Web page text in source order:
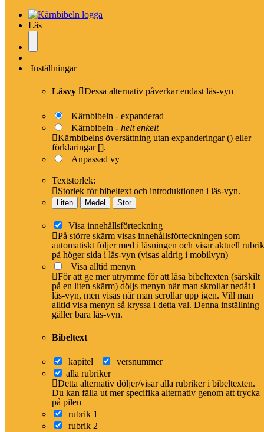
Läs
Inställningar
Läsvy Dessa alternativ påverkar endast läs-vyn
Kärnbibeln - expanderad
Kärnbibeln - helt enkelt
Kärnbibelns översättning utan expanderingar () eller
förklaringar [].
Anpassad vy
Textstorlek:
Storlek för bibeltext och introduktionen i läs-vyn.
Liten Medel Stor
Visa innehållsförteckning
På större skärm visas innehållsförteckningen som
automatiskt följer med i läsningen och visar aktuell rubrik
på höger sida i läs-vyn (visas aldrig i mobilvyn)
Visa alltid menyn
För att ge mer utrymme för att läsa bibeltexten (särskilt
på en liten skärm) döljs menyn när man skrollar nedåt i
läs-vyn, men visas när man scrollar upp igen. Vill man
alltid visa menyn så kryssa i detta val. Denna inställning
gäller bara läs-vyn.
Bibeltext
kapitel
versnummer
alla rubriker
Detta alternativ döljer/visar alla rubriker i bibeltexten.
Du kan fälla ut mer specifika alternativ genom att trycka
på pilen
rubrik 1
rubrik 2
Skapa ett supportärende
Rapportera ett problem eller föreslå en ändring
Vad handlar ärendet om?
Jag vill få en uppdatering när problemet är löst
Vi sparar epostaddressen tillsammans med ärendet och ger den inte vidare till
Om du lämnar e-post kan vi kontakta dig om det behövs mer information för att
kunna lösa problemet.
Beskriv ärendet*
Ladda upp en bild på problemet eller ett word document som beskriver det
Du kan ladda upp max 3 filer i taget. En fil får vara max 10mb stor. Vi tar bara
emot bilder (jpg/png), word dokument och pdf